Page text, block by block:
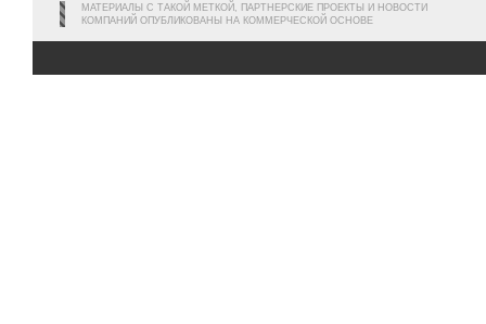
МАТЕРИАЛЫ С ТАКОЙ МЕТКОЙ, ПАРТНЕРСКИЕ ПРОЕКТЫ И НОВОСТИ
КОМПАНИЙ ОПУБЛИКОВАНЫ НА КОММЕРЧЕСКОЙ ОСНОВЕ